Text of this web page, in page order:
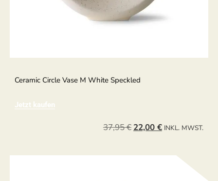
Ceramic Circle Vase M White Speckled
Jetzt kaufen
37,95€ 22,00 € INKL. MWST.